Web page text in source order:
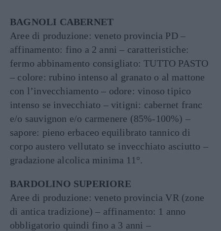
BAGNOLI CABERNET
Aree di produzione: veneto provincia PD –
affinamento: fino a 2 anni – caratteristiche:
fermo abbinamento consigliato: TUTTO PASTO
– colore: rubino intenso al granato o al mattone
con l’invecchiamento – odore: vinoso tipico
intenso se invecchiato – vitigni: cabernet franc
e/o sauvignon e/o carmenere (85%-100%) –
sapore: pieno erbaceo equilibrato tannico di
corpo austero vellutato se invecchiato asciutto –
gradazione alcolica minima 11°.
BARDOLINO SUPERIORE
Aree di produzione: veneto provincia VR (zone
di antica tradizione) – affinamento: 1 anno
obbligatorio quindi fino a 3 anni –